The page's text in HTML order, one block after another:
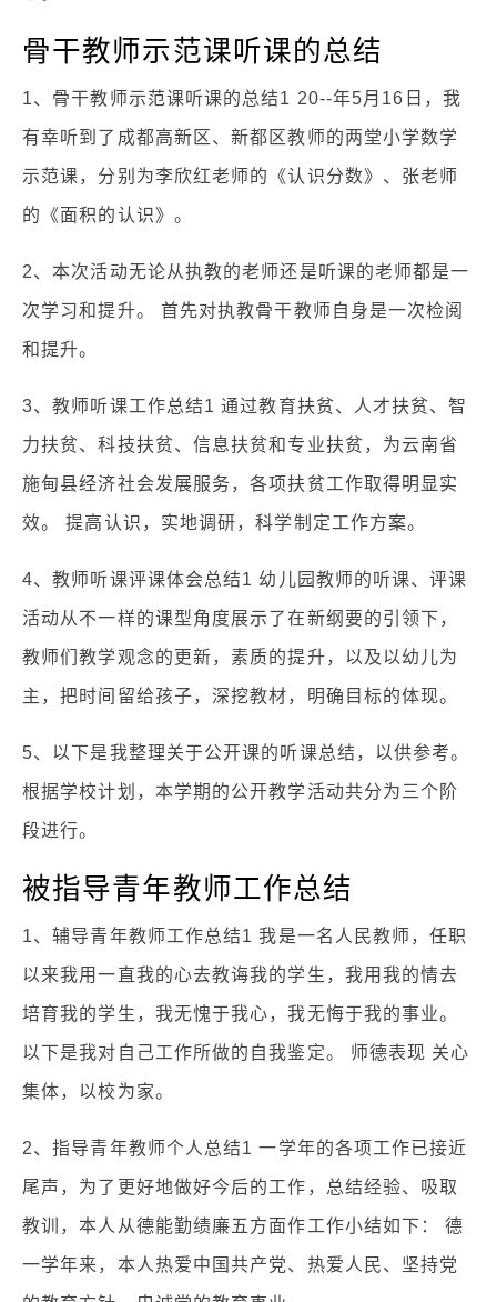
骨干教师示范课听课的总结
1、骨干教师示范课听课的总结1 20--年5月16日，我
有幸听到了成都高新区、新都区教师的两堂小学数学
示范课，分别为李欣红老师的《认识分数》、张老师
的《面积的认识》。
2、本次活动无论从执教的老师还是听课的老师都是一
次学习和提升。 首先对执教骨干教师自身是一次检阅
和提升。
3、教师听课工作总结1 通过教育扶贫、人才扶贫、智
力扶贫、科技扶贫、信息扶贫和专业扶贫，为云南省
施甸县经济社会发展服务，各项扶贫工作取得明显实
效。 提高认识，实地调研，科学制定工作方案。
4、教师听课评课体会总结1 幼儿园教师的听课、评课
活动从不一样的课型角度展示了在新纲要的引领下，
教师们教学观念的更新，素质的提升，以及以幼儿为
主，把时间留给孩子，深挖教材，明确目标的体现。
5、以下是我整理关于公开课的听课总结，以供参考。
根据学校计划，本学期的公开教学活动共分为三个阶
段进行。
被指导青年教师工作总结
1、辅导青年教师工作总结1 我是一名人民教师，任职
以来我用一直我的心去教诲我的学生，我用我的情去
培育我的学生，我无愧于我心，我无悔于我的事业。
以下是我对自己工作所做的自我鉴定。 师德表现 关心
集体，以校为家。
2、指导青年教师个人总结1 一学年的各项工作已接近
尾声，为了更好地做好今后的工作，总结经验、吸取
教训，本人从德能勤绩廉五方面作工作小结如下： 德
一学年来，本人热爱中国共产党、热爱人民、坚持党